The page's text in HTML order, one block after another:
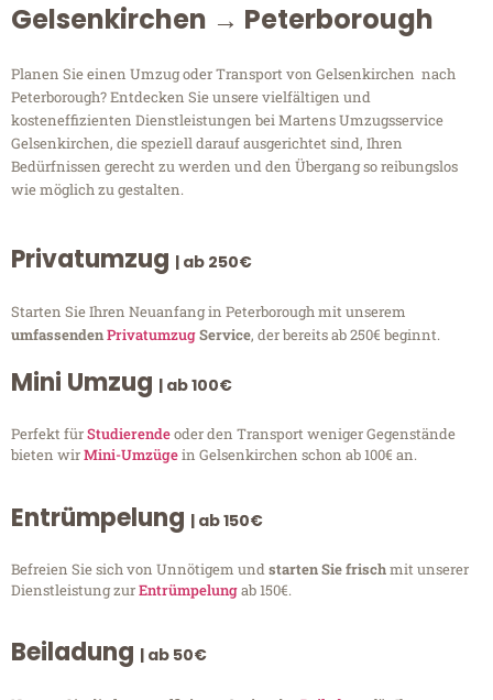
Gelsenkirchen → Peterborough
Planen Sie einen Umzug oder Transport von Gelsenkirchen nach
Peterborough? Entdecken Sie unsere vielfältigen und
kosteneffizienten Dienstleistungen bei Martens Umzugsservice
Gelsenkirchen, die speziell darauf ausgerichtet sind, Ihren
Bedürfnissen gerecht zu werden und den Übergang so reibungslos
wie möglich zu gestalten.
Privatumzug | ab 250€
Starten Sie Ihren Neuanfang in Peterborough mit unserem
umfassendenPrivatumzugService, der bereits ab 250€ beginnt.
Mini Umzug | ab 100€
Perfekt fürStudierendeoder den Transport weniger Gegenstände
bieten wirMini-Umzügein Gelsenkirchen schon ab 100€ an.
Entrümpelung | ab 150€
Befreien Sie sich von Unnötigem undstarten Sie frischmit unserer
Dienstleistung zurEntrümpelungab 150€.
Beiladung | ab 50€